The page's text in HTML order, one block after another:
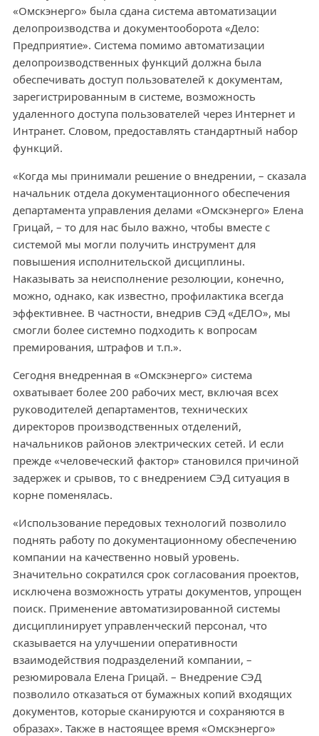
«Омскэнерго» была сдана система автоматизации
делопроизводства и документооборота «Дело:
Предприятие». Система помимо автоматизации
делопроизводственных функций должна была
обеспечивать доступ пользователей к документам,
зарегистрированным в системе, возможность
удаленного доступа пользователей через Интернет и
Интранет. Словом, предоставлять стандартный набор
функций.
«Когда мы принимали решение о внедрении, – сказала
начальник отдела документационного обеспечения
департамента управления делами «Омскэнерго» Елена
Грицай, – то для нас было важно, чтобы вместе с
системой мы могли получить инструмент для
повышения исполнительской дисциплины.
Наказывать за неисполнение резолюции, конечно,
можно, однако, как известно, профилактика всегда
эффективнее. В частности, внедрив СЭД «ДЕЛО», мы
смогли более системно подходить к вопросам
премирования, штрафов и т.п.».
Сегодня внедренная в «Омскэнерго» система
охватывает более 200 рабочих мест, включая всех
руководителей департаментов, технических
директоров производственных отделений,
начальников районов электрических сетей. И если
прежде «человеческий фактор» становился причиной
задержек и срывов, то с внедрением СЭД ситуация в
корне поменялась.
«Использование передовых технологий позволило
поднять работу по документационному обеспечению
компании на качественно новый уровень.
Значительно сократился срок согласования проектов,
исключена возможность утраты документов, упрощен
поиск. Применение автоматизированной системы
дисциплинирует управленческий персонал, что
сказывается на улучшении оперативности
взаимодействия подразделений компании, –
резюмировала Елена Грицай. – Внедрение СЭД
позволило отказаться от бумажных копий входящих
документов, которые сканируются и сохраняются в
образах». Также в настоящее время «Омскэнерго»